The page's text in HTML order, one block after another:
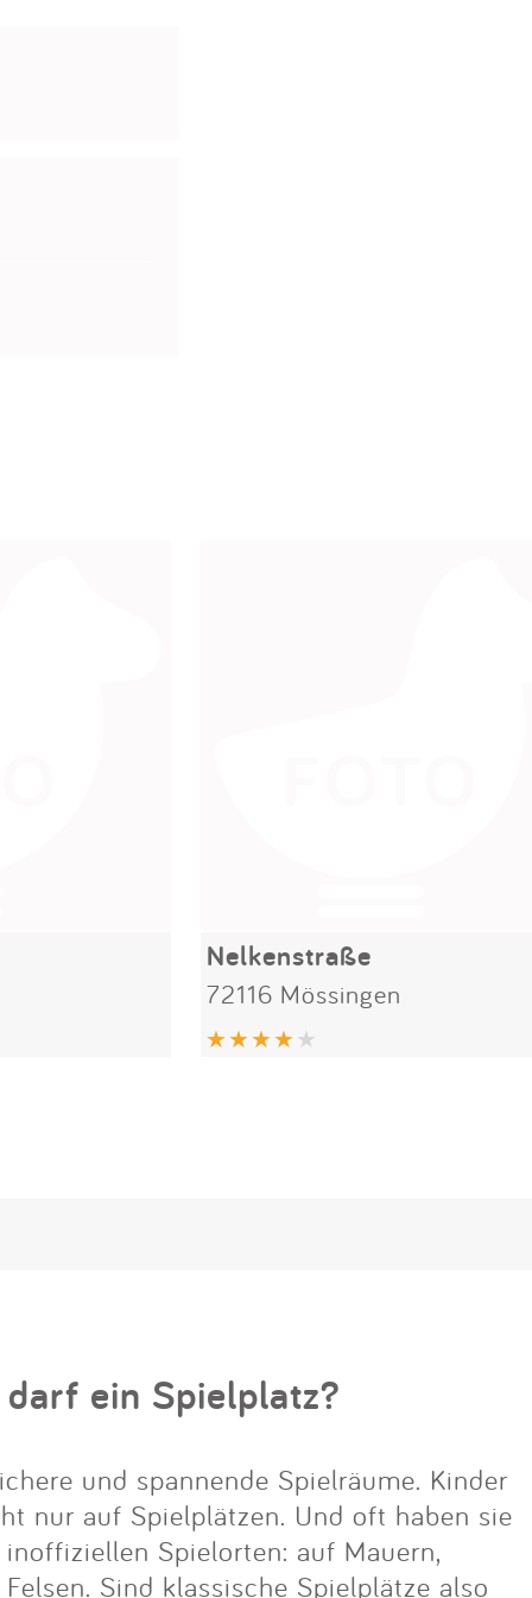
Nelkenstraße
72116 Mössingen
ein Spielplatz?
und spannende Spielräume. Kinder
nur auf Spielplätzen. Und oft haben sie
Spielorten: auf Mauern,
Sind klassische Spielplätze also